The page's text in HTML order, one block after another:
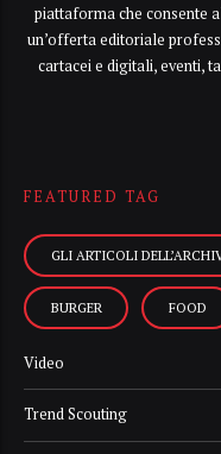
piattaforma che consente
un’offerta editoriale
cartacei e digitali, eventi,
FEATURED TAG
GLI ARTICOLI
BURGER FOOD
Video
Trend Scouting